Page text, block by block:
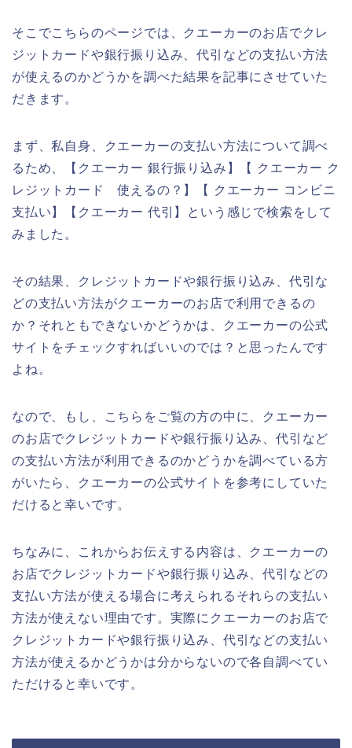
そこでこちらのページでは、クエーカーのお店でクレ
ジットカードや銀行振り込み、代引などの支払い方法
が使えるのかどうかを調べた結果を記事にさせていた
だきます。
まず、私自身、クエーカーの支払い方法について調べ
るため、【クエーカー 銀行振り込み】【 クエーカー ク
レジットカード 使えるの？】【 クエーカー コンビニ
支払い】【クエーカー 代引】という感じで検索をして
みました。
その結果、クレジットカードや銀行振り込み、代引な
どの支払い方法がクエーカーのお店で利用できるの
か？それともできないかどうかは、クエーカーの公式
サイトをチェックすればいいのでは？と思ったんです
よね。
なので、もし、こちらをご覧の方の中に、クエーカー
のお店でクレジットカードや銀行振り込み、代引など
の支払い方法が利用できるのかどうかを調べている方
がいたら、クエーカーの公式サイトを参考にしていた
だけると幸いです。
ちなみに、これからお伝えする内容は、クエーカーの
お店でクレジットカードや銀行振り込み、代引などの
支払い方法が使える場合に考えられるそれらの支払い
方法が使えない理由です。実際にクエーカーのお店で
クレジットカードや銀行振り込み、代引などの支払い
方法が使えるかどうかは分からないので各自調べてい
ただけると幸いです。